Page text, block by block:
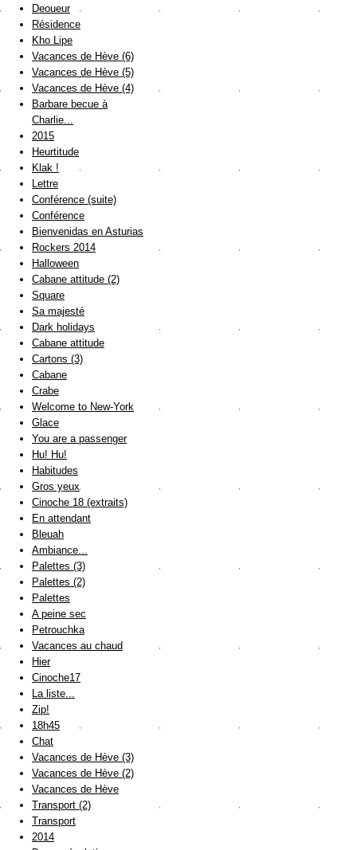
Deoueur
Résidence
Kho Lipe
Vacances de Hève (6)
Vacances de Hève (5)
Vacances de Hève (4)
Barbare becue à
Charlie...
2015
Heurtitude
Klak !
Lettre
Conférence (suite)
Conférence
Bienvenidas en Asturias
Rockers 2014
Halloween
Cabane attitude (2)
Square
Sa majesté
Dark holidays
Cabane attitude
Cartons (3)
Cabane
Crabe
Welcome to New-York
Glace
You are a passenger
Hu! Hu!
Habitudes
Gros yeux
Cinoche 18 (extraits)
En attendant
Bleuah
Ambiance...
Palettes (3)
Palettes (2)
Palettes
A peine sec
Petrouchka
Vacances au chaud
Hier
Cinoche17
La liste...
Zip!
18h45
Chat
Vacances de Hève (3)
Vacances de Hève (2)
Vacances de Hève
Transport (2)
Transport
2014